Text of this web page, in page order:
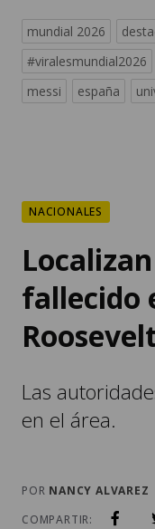
mundial 2026
#viralesmundial2026
messi
españa
NACIONALES
fallecido
Las
en el área.
POR NANCY ALVAREZ
COMPARTIR: